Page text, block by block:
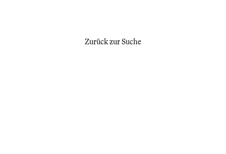
Zurück zur Suche